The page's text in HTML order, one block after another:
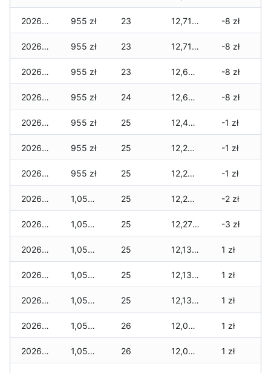
2026-05-25 955 zł 23 12,710 zł -8 zł
2026-05-24 955 zł 23 12,710 zł -8 zł
2026-05-23 955 zł 23 12,690 zł -8 zł
2026-05-22 955 zł 24 12,655 zł -8 zł
2026-05-21 955 zł 25 12,420 zł -1 zł
2026-05-20 955 zł 25 12,285 zł -1 zł
2026-05-19 955 zł 25 12,285 zł -1 zł
2026-05-18 1,055 zł 25 12,285 zł -2 zł
2026-05-17 1,055 zł 25 12,275 zł -3 zł
2026-05-16 1,055 zł 25 12,130 zł 1 zł
2026-05-15 1,055 zł 25 12,130 zł 1 zł
2026-05-14 1,055 zł 25 12,130 zł 1 zł
2026-05-13 1,055 zł 26 12,025 zł 1 zł
2026-05-12 1,055 zł 26 12,025 zł 1 zł